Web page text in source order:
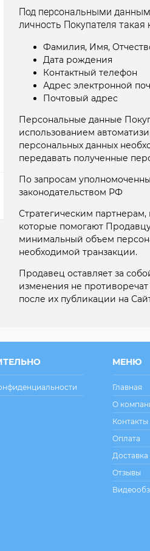
Под персональными
личность Покупателя такая
Фамилия, Имя,
Дата рождения
Контактный телефон
Адрес электронной
Почтовый адрес
Персональные данные
использованием
персональных данных
передавать полученные
По запросам
законодательством РФ
Стратегическим
которые помогают
минимальный объем
необходимой транзакции.
Продавец оставляет за
изменения не
после их публикации на
МЕНЮ
Главная
О
Контакты
Оплата
Доставка
Отзывы